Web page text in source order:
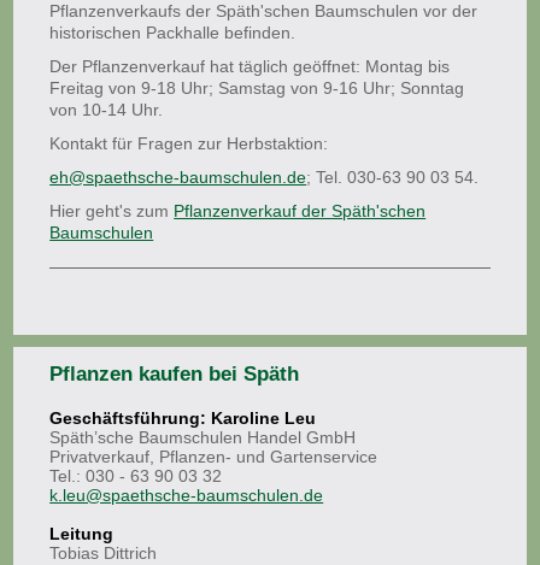
Pflanzenverkaufs der Späth'schen Baumschulen vor der
historischen Packhalle befinden.
Der Pflanzenverkauf hat täglich geöffnet: Montag bis
Freitag von 9-18 Uhr; Samstag von 9-16 Uhr; Sonntag
von 10-14 Uhr.
Kontakt für Fragen zur Herbstaktion:
eh@spaethsche-baumschulen.de; Tel. 030-63 90 03 54.
Hier geht's zum Pflanzenverkauf der Späth'schen
Baumschulen
Pflanzen kaufen bei Späth
Geschäftsführung: Karoline Leu
Späth’sche Baumschulen Handel GmbH
Privatverkauf, Pflanzen- und Gartenservice
Tel.: 030 - 63 90 03 32
k.leu@spaethsche-baumschulen.de
Leitung
Tobias Dittrich